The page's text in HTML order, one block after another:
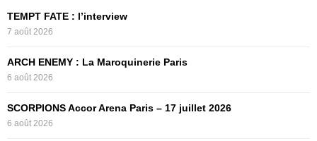
o
r
TEMPT FATE : l’interview
7 août 2026
ARCH ENEMY : La Maroquinerie Paris
6 août 2026
SCORPIONS Accor Arena Paris – 17 juillet 2026
6 août 2026